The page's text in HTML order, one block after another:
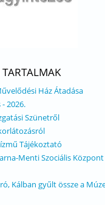
TARTALMAK
Ház Átadása
2026.
Szünetről
Tájékoztató
Menti Szociális Központ
Kálban gyűlt össze a